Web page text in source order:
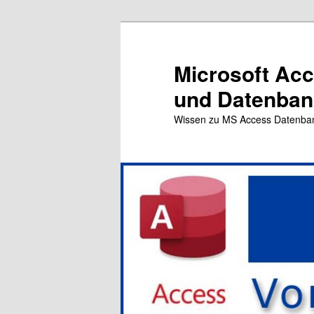
Microsoft
und
Wissen zu MS Access